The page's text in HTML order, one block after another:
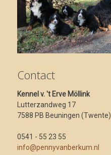
Contact
Kennel v. 't Erve Möllink
Lutterzandweg 17
7588 PB Beuningen (Twente)
0541 - 55 23 55
info@pennyvanberkum.nl